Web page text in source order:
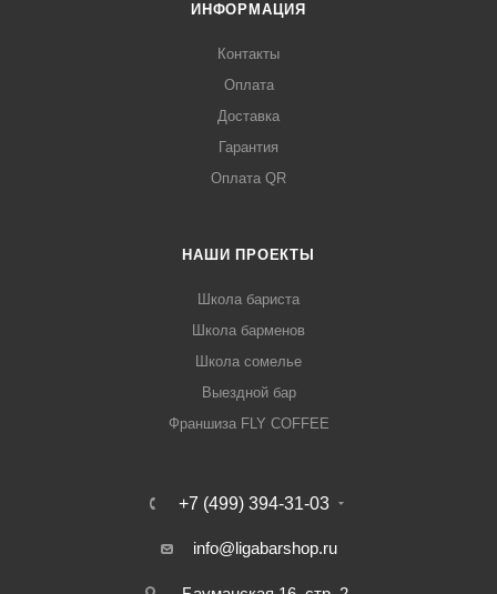
ИНФОРМАЦИЯ
Контакты
Оплата
Доставка
Гарантия
Оплата QR
НАШИ ПРОЕКТЫ
Школа бариста
Школа барменов
Школа сомелье
Выездной бар
Франшиза FLY COFFEE
+7 (499) 394-31-03
info@ligabarshop.ru